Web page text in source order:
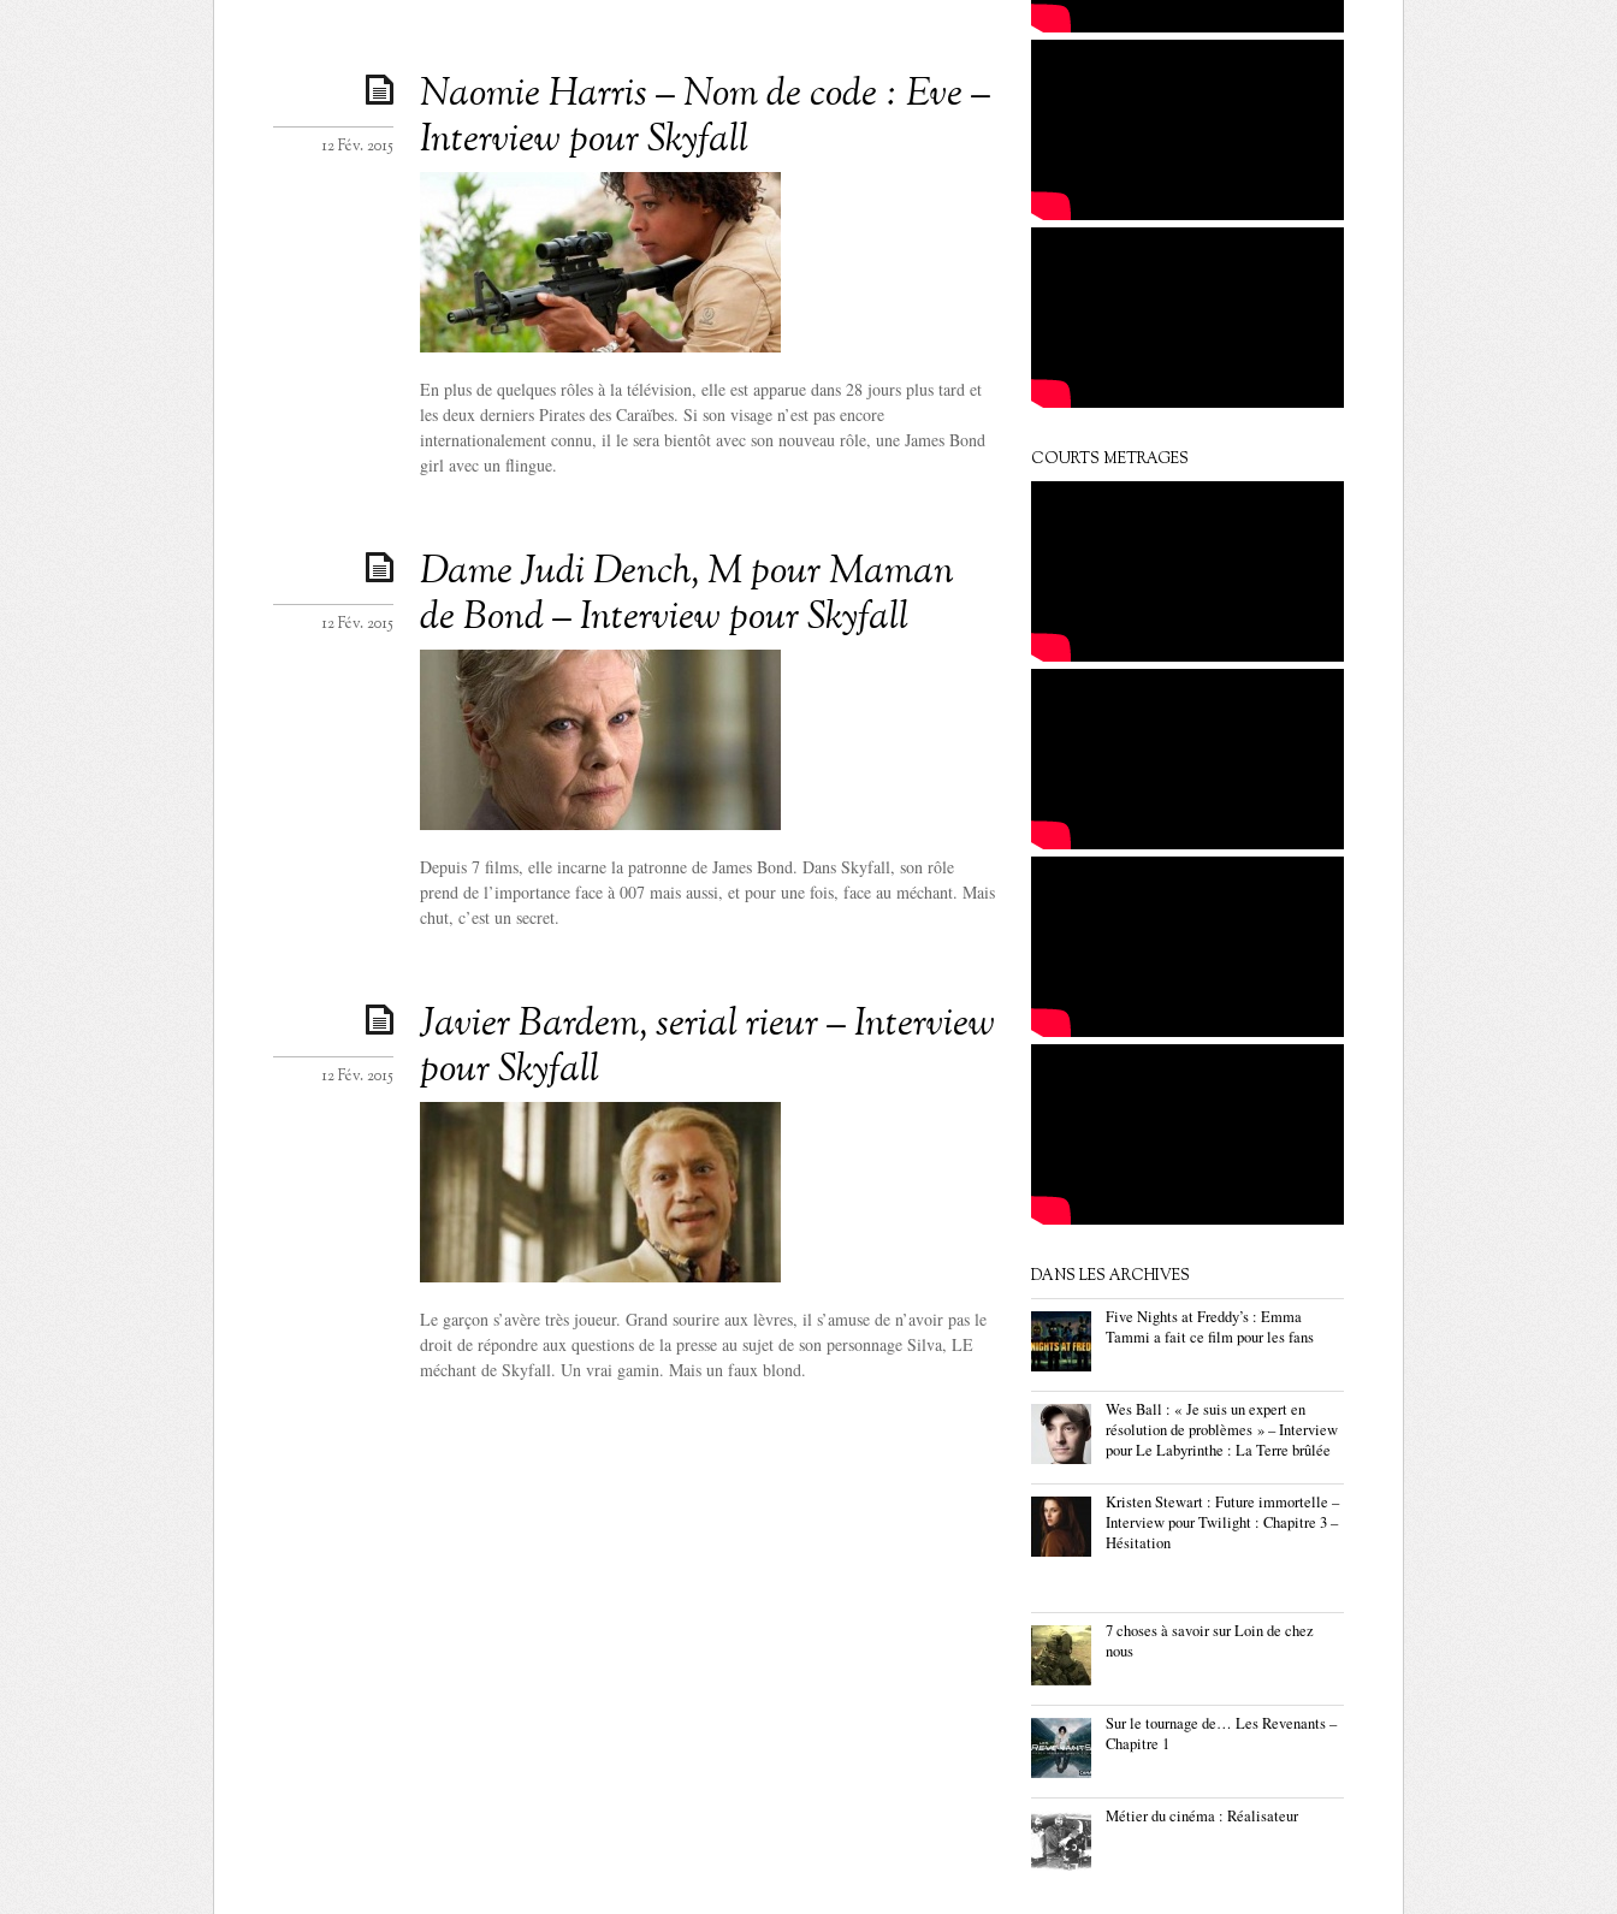
Naomie Harris – Nom de code : Eve –
Interview pour Skyfall
12 Fév. 2015
En plus de quelques rôles à la télévision, elle est apparue dans 28 jours plus tard et
les deux derniers Pirates des Caraïbes. Si son visage n’est pas encore
internationalement connu, il le sera bientôt avec son nouveau rôle, une James Bond
girl avec un flingue.
Dame Judi Dench, M pour Maman
de Bond – Interview pour Skyfall
12 Fév. 2015
Depuis 7 films, elle incarne la patronne de James Bond. Dans Skyfall, son rôle
prend de l’importance face à 007 mais aussi, et pour une fois, face au méchant. Mais
chut, c’est un secret.
Javier Bardem, serial rieur – Interview
pour Skyfall
12 Fév. 2015
Le garçon s’avère très joueur. Grand sourire aux lèvres, il s’amuse de n’avoir pas le
droit de répondre aux questions de la presse au sujet de son personnage Silva, LE
méchant de Skyfall. Un vrai gamin. Mais un faux blond.
COURTS METRAGES
DANS LES ARCHIVES
Five Nights at Freddy’s : Emma
Tammi a fait ce film pour les fans
Wes Ball : « Je suis un expert en
résolution de problèmes » – Interview
pour Le Labyrinthe : La Terre brûlée
Kristen Stewart : Future immortelle –
Interview pour Twilight : Chapitre 3 –
Hésitation
7 choses à savoir sur Loin de chez
nous
Sur le tournage de… Les Revenants –
Chapitre 1
Métier du cinéma : Réalisateur